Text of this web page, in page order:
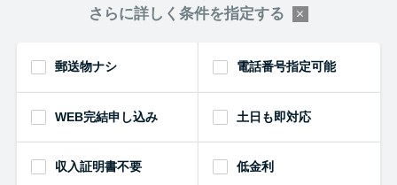
さらに詳しく条件を指定する
郵送物ナシ 電話番号指定可能
WEB完結申し込み 土日も即対応
収入証明書不要 低金利